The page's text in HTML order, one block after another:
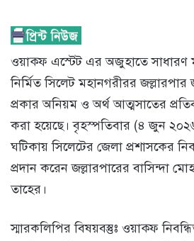
ওয়াক্ফ এস্টেট এর অজুহাতে সাধারণ
নির্মিত সিলেট মহানগরীরর
প্রকার অনিয়ম ও অর্থ আত্মসাতের
করা হয়েছে। বৃহস্পতিবার (৪ জুন
ঘটিকায় সিলেটের জেলা প্রশাসকের
প্রদান করেন জল্লারপারের বাসিন্দা
তাহের।
স্মারকলিপির বিষয়বস্তুঃ ওয়াক্ফ